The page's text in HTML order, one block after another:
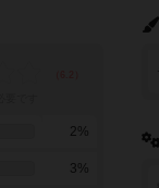
2%
3%